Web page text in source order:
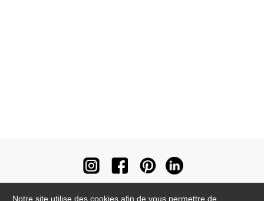
Notre site utilise des cookies afin de vous permettre de